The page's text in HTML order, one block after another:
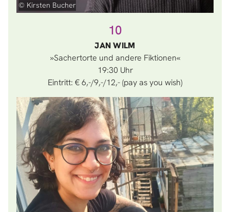
© Kirsten Bucher
10
JAN WILM
»Sachertorte und andere Fiktionen«
19:30
Eintritt: € 6,-/9,-/12,- (pay as you wish)